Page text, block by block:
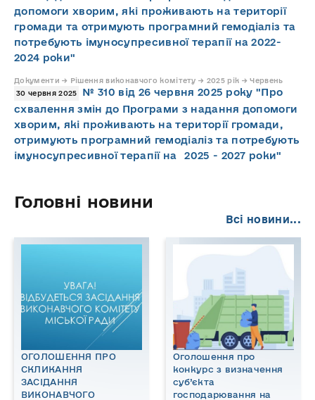
допомоги хворим, які проживають на території
громади та отримують програмний гемодіаліз та
потребують імуносупресивної терапії на 2022-
2024 роки"
Документи → Рішення виконавчого комітету → 2025 рік → Червень
30 червня 2025
№ 310 від 26 червня 2025 року "Про
схвалення змін до Програми з надання допомоги
хворим, які проживають на території громади,
отримують програмний гемодіаліз та потребують
імуносупресивної терапії на 2025 - 2027 роки"
Головні новини
Всі новини...
ОГОЛОШЕННЯ ПРО
СКЛИКАННЯ
ЗАСІДАННЯ
ВИКОНАВЧОГО
Оголошення про
конкурс з визначення
суб’єкта
господарювання на